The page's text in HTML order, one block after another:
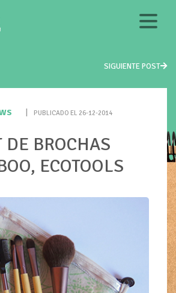
SIGUIENTE POST
PUBLICADO EL 26-12-2014
DE BROCHAS
ECOTOOLS